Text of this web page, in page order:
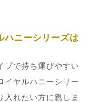
ハニーシリーズは
プで持ち運びやすい
イヤルハニーシリー
入れたい方に親しま